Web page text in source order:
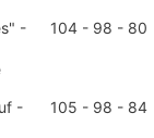
-
104 - 98 - 80
-
105 - 98 - 84